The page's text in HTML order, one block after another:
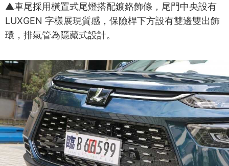
▲車尾採用橫置式尾燈搭配鍍鉻飾條，尾門中央設有
LUXGEN 字樣展現質感，保險桿下方設有雙邊雙出飾
環，排氣管為隱藏式設計。